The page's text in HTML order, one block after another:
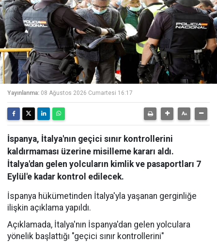
Yayınlanma: 08 Ağustos 2026 Cumartesi 16:17
İspanya, İtalya'nın geçici sınır kontrollerini
kaldırmaması üzerine misilleme kararı aldı.
İtalya'dan gelen yolcuların kimlik ve pasaportları 7
Eylül'e kadar kontrol edilecek.
İspanya hükümetinden İtalya'yla yaşanan gerginliğe
ilişkin açıklama yapıldı.
Açıklamada, İtalya'nın İspanya'dan gelen yolculara
yönelik başlattığı "geçici sınır kontrollerini"